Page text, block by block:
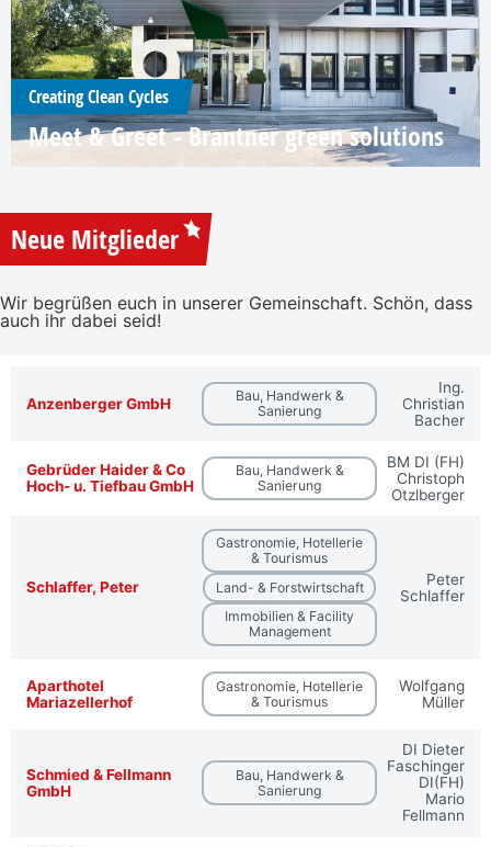
Creating Clean Cycles
Meet & Greet - Brantner green solutions
Neue Mitglieder
Wir begrüßen euch in unserer Gemeinschaft. Schön, dass
auch ihr dabei seid!
Anzenberger GmbH
Bau, Handwerk &
Sanierung
Ing.
Christian
Bacher
Gebrüder Haider & Co
Hoch- u. Tiefbau GmbH
Bau, Handwerk &
Sanierung
BM DI (FH)
Christoph
Otzlberger
Schlaffer, Peter
Gastronomie, Hotellerie
& Tourismus
Land- & Forstwirtschaft
Immobilien & Facility
Management
Peter
Schlaffer
Aparthotel
Mariazellerhof
Gastronomie, Hotellerie
& Tourismus
Wolfgang
Müller
Schmied & Fellmann
GmbH
Bau, Handwerk &
Sanierung
DI Dieter
Faschinger
DI(FH)
Mario
Fellmann